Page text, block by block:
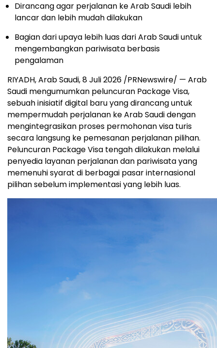
Dirancang agar perjalanan ke Arab Saudi lebih
lancar dan lebih mudah dilakukan
Bagian dari upaya lebih luas dari Arab Saudi untuk
mengembangkan pariwisata berbasis
pengalaman
RIYADH, Arab Saudi,8 Juli 2026 /PRNewswire/ — Arab
Saudi mengumumkan peluncuran Package Visa,
sebuah inisiatif digital baru yang dirancang untuk
mempermudah perjalanan ke Arab Saudi dengan
mengintegrasikan proses permohonan visa turis
secara langsung ke pemesanan perjalanan pilihan.
Peluncuran Package Visa tengah dilakukan melalui
penyedia layanan perjalanan dan pariwisata yang
memenuhi syarat di berbagai pasar internasional
pilihan sebelum implementasi yang lebih luas.